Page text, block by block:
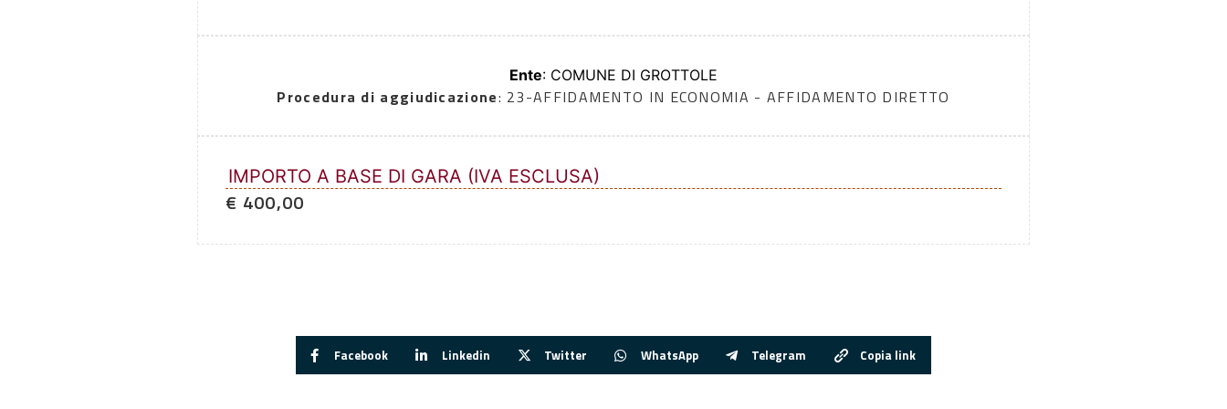
Ente: COMUNE DI GROTTOLE
Procedura di aggiudicazione: 23-AFFIDAMENTO IN ECONOMIA - AFFIDAMENTO DIRETTO
IMPORTO A BASE DI GARA (IVA ESCLUSA)
€ 400,00
Facebook Linkedin Twitter WhatsApp Telegram Copia link